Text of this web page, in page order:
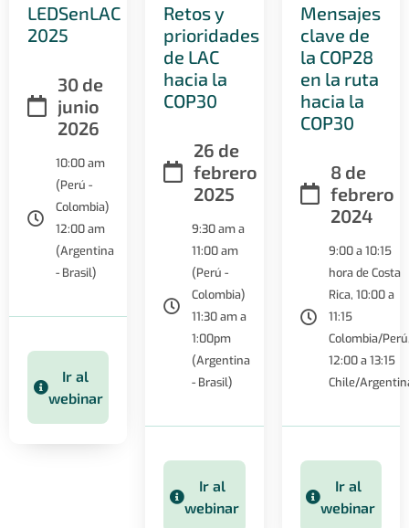
LEDSenLAC
2025
30 de
junio
2026
10:00 am
(Perú -
Colombia)
12:00 am
(Argentina
- Brasil)
Ir al
webinar
Retos y
prioridades
de LAC
hacia la
COP30
26 de
febrero
2025
9:30 am a
11:00 am
(Perú -
Colombia)
11:30 am a
1:00pm
(Argentina
- Brasil)
Ir al
webinar
Mensajes
clave de
la COP28
en la ruta
hacia la
COP30
8 de
febrero
2024
9:00 a 10:15
hora de Costa
Rica, 10:00 a
11:15
Colombia/
12:00 a 13:15
Chile/
Ir al
webinar